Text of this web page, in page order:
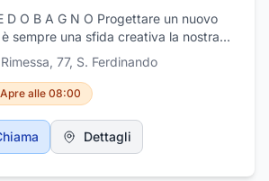
D O B A G N O Progettare un nuovo
sempre una sfida creativa la nostra
è quella di offrire al mercato la giusta
77, S. Ferdinando
Apre alle 08:00
Dettagli